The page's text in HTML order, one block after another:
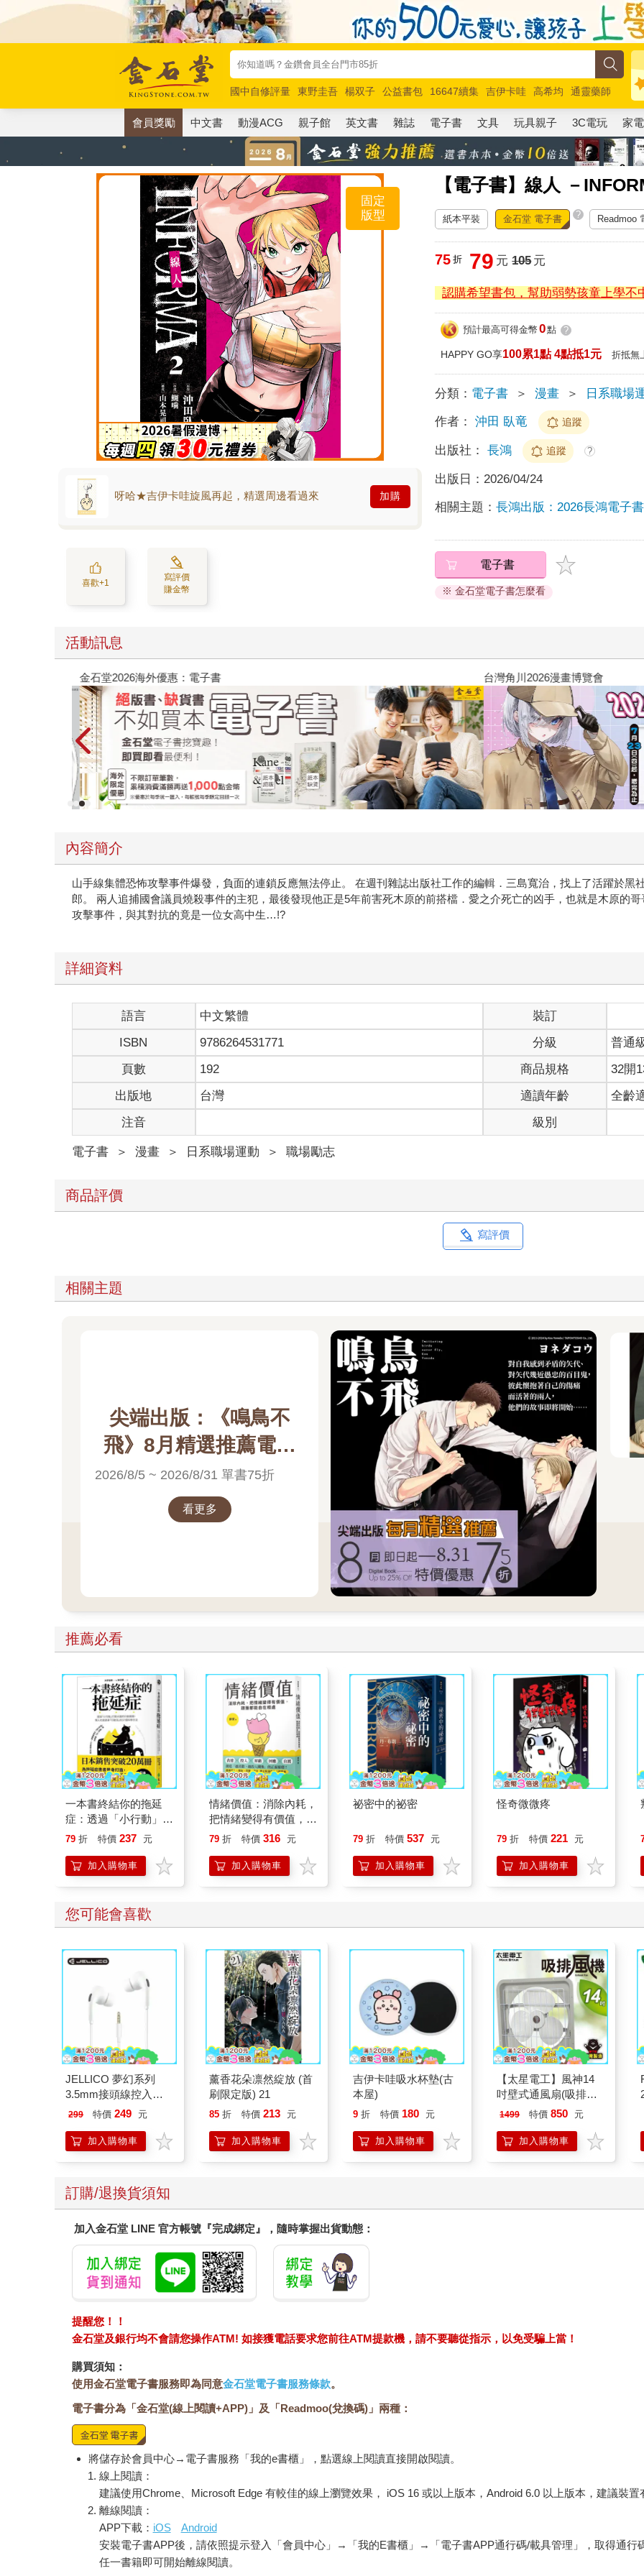
國中自修評量 東野圭吾 楊双子 公益書包 16647續集 吉伊卡哇 高希均
通靈藥師
唯紅花綻放
奧德賽 路邊攤新作 馬斯克 玩具總動員5 超慢跑
會員獎勵 中文書 動漫ACG 親子館 英文書 雜誌 電子書 文具 玩具親子 3C電玩 家電
【電子書】線人 －
固定
版型
呀哈★吉伊卡哇旋風再起，精選周邊看過來 加購
喜歡+1
寫評價
賺金幣
紙本平裝 金石堂 電子書 ? Readmoo
75 折 79 元 105元
認購希望書包，幫助弱勢孩童上學不
預計最高可得金幣 0點 ?
HAPPY GO享100累1點 4點抵1元 折抵無
分類： 電子書 ＞ 漫畫 ＞ 日系職場
作者： 沖田 臥竜 追蹤
出版社： 長鴻 追蹤 ?
出版日： 2026/04/24
相關主題：長鴻出版：2026長鴻電子
電子書
※ 金石堂電子書怎麼看
活動訊息
金石堂2026海外優惠：電子書 台灣角川2026漫畫博覽會
內容簡介
山手線集體恐怖攻擊事件爆發，負面的連鎖反應無法停止。 在週刊雜誌出版社工作的編輯．三島寬治，找上了活躍於
郎。 兩人追捕國會議員燒殺事件的主犯，最後發現他正是5年前害死木原的前搭檔．愛之介死亡的凶手，也就是木原
攻擊事件，與其對抗的竟是一位女高中生…!?
詳細資料
語言 中文繁體
裝訂
ISBN
9786264531771 分級
普通
頁數
192 商品規格
32開
出版地
台灣 適讀年齡
全齡
注音
級別
電子書 ＞ 漫畫 ＞ 日系職場運動 ＞ 職場勵志
商品評價
寫評價
相關主題
尖端出版：《鳴鳥不
飛》8月精選推薦電子
書展
2026/8/5 ~ 2026/8/31 單書75折
看更多
推薦必看
一本書終結你的拖延
症：透過「小行動」打
開大腦的行動開關，懶
的37個科學方法
79 折 特價 237 元
加入購物車
情緒價值：消除內耗，
把情緒變得有價值，跟
誰都能自在相處
79 折 特價 316 元
加入購物車
祕密中的祕密
79 折 特價 537 元
加入購物車
怪奇微微疼
79 折 特價 221 元
加入購物車
您可能會喜歡
JELLICO 夢幻系列
3.5mm接頭線控入耳
式耳機 JEE-X12-WT
299 特價 249 元
加入購物車
薰香花朵凛然綻放 (首
刷限定版) 21
85 折 特價 213 元
加入購物車
吉伊卡哇吸水杯墊(古
本屋)
9 折 特價 180 元
加入購物車
【太星電工】風神14
吋壁式通風扇(吸排風
機)
1499 特價 850 元
加入購物車
訂購/退換貨須知
加入金石堂 LINE 官方帳號『完成綁定』，隨時掌握出貨動態：
提醒您！！
金石堂及銀行均不會請您操作ATM! 如接獲電話要求您前往ATM提款機，請不要聽從指示，以免受騙上當！
購買須知：
使用金石堂電子書服務即為同意金石堂電子書服務條款。
電子書分為「金石堂(線上閱讀+APP)」及「Readmoo(兌換碼)」兩種：
將儲存於會員中心→電子書服務「我的e書櫃」，點選線上閱讀直接開啟閱讀。
線上閱讀：
建議使用Chrome、Microsoft Edge 有較佳的線上瀏覽效果， iOS 16 或以上版本，Android 6.0 以上版本，建議裝
離線閱讀：
APP下載： iOS
Android
安裝電子書APP後，請依照提示登入「會員中心」→「我的E書櫃」→「電子書APP通行碼/載具管理」，取得通行
任一書籍即可開始離線閱讀。